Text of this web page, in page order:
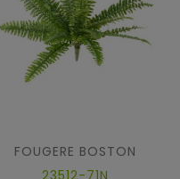
FOUGERE BOSTON